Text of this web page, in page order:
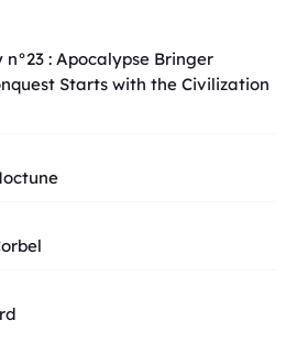
n°23 : Apocalypse Bringer
Starts with the Civilization